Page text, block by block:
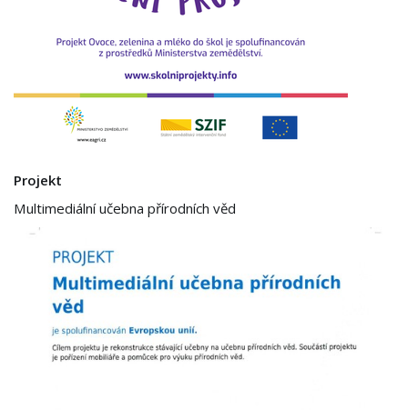
Projekt
Multimediální učebna přírodních věd